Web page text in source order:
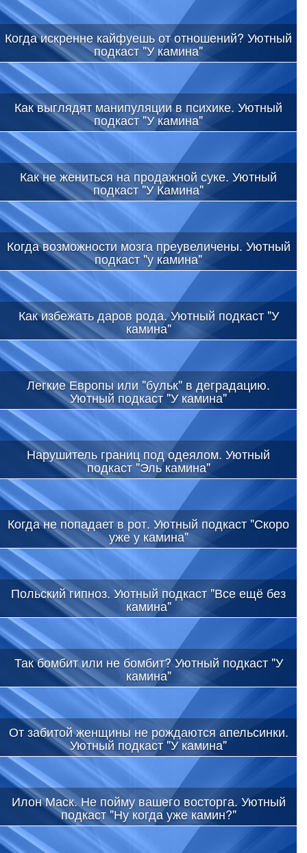
Когда искренне кайфуешь от отношений? Уютный
подкаст "У камина"
Как выглядят манипуляции в психике. Уютный
подкаст "У камина"
Как не жениться на продажной суке. Уютный
подкаст "У Камина"
Когда возможности мозга преувеличены. Уютный
подкаст "у камина"
Как избежать даров рода. Уютный подкаст "У
камина"
Легкие Европы или "бульк" в деградацию.
Уютный подкаст "У камина"
Нарушитель границ под одеялом. Уютный
подкаст "Эль камина"
Когда не попадает в рот. Уютный подкаст "Скоро
уже у камина"
Польский гипноз. Уютный подкаст "Все ещё без
камина"
Так бомбит или не бомбит? Уютный подкаст "У
камина"
От забитой женщины не рождаются апельсинки.
Уютный подкаст "У камина"
Илон Маск. Не пойму вашего восторга. Уютный
подкаст "Ну когда уже камин?"